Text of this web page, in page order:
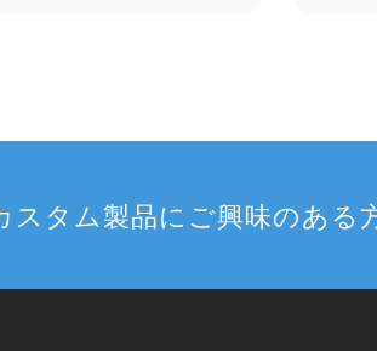
スタム製品にご興味のある